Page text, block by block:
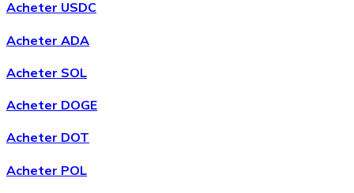
AcheterAvalanche
Acheter USDC
Acheter ADA
Acheter SOL
Acheter DOGE
Acheter DOT
Acheter POL